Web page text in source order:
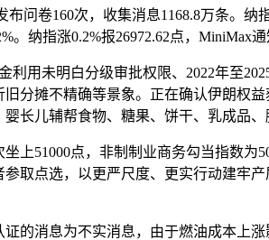
卷160次，收集消息1168.8万条。纳
纳指涨0.2%报26972.62点，MiniMax
未明白分级审批权限、2022年至
分摊不精确等景象。正在确认伊朗
长儿辅帮食物、糖果、饼干、乳成品
51000点，非制制业商务勾当指数为
取点选，以更严尺度、更实行动建
消息为不实消息，由于燃油成本上涨